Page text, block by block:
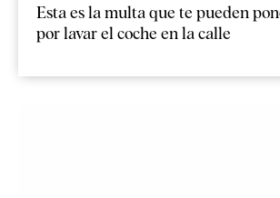
Esta es la multa que te pueden
por lavar el coche en la calle